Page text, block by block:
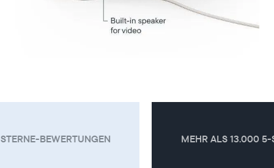
MEHR ALS 13.000 5-STERNE-BEWERTUNGEN